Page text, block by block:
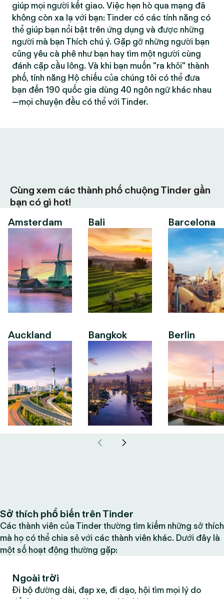
giúp mọi người kết giao. Việc hẹn hò qua mạng đã
không còn xa lạ với bạn: Tinder có các tính năng có
thể giúp bạn nổi bật trên ứng dụng và được những
người mà bạn Thích chú ý. Gặp gỡ những người bạn
cũng yêu cà phê như bạn hay tìm một người cùng
đánh cặp cầu lông. Và khi bạn muốn "ra khỏi" thành
phố, tính năng Hộ chiếu của chúng tôi có thể đưa
bạn đến 190 quốc gia dùng 40 ngôn ngữ khác nhau
—mọi chuyện đều có thể với Tinder.
Cùng xem các thành phố chuộng Tinder gần
bạn có gì hot!
Amsterdam
Auckland
Bali
Bangkok
Barcelona
Berlin
Sở thích phổ biến trên Tinder
Các thành viên của Tinder thường tìm kiếm những sở thích
mà họ có thể chia sẻ với các thành viên khác. Dưới đây là
một số hoạt động thường gặp:
Ngoài trời
Đi bộ đường dài, đạp xe, đi dạo, hội tìm mọi lý do